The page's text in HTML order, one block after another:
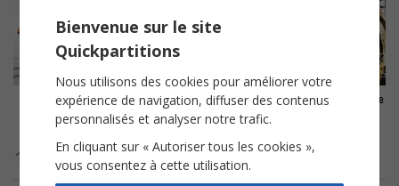
Chanson des jumelles
Michel Legrand
I Will Always Love You
Whitney Houston
11 avis clients
Bienvenue sur le site
Quickpartitions
Nous utilisons des cookies pour améliorer votre
expérience de navigation, diffuser des contenus
personnalisés et analyser notre trafic.
En cliquant sur « Autoriser tous les cookies »,
vous consentez à cette utilisation.